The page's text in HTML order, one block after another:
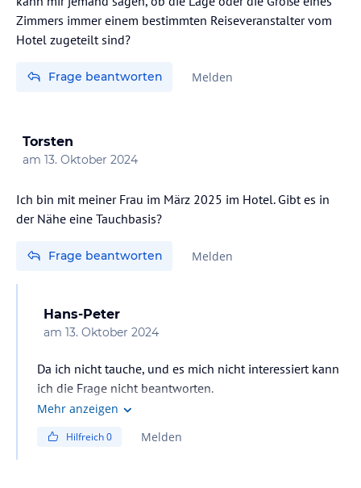
Zimmers immer einem bestimmten Reiseveranstalter vom
Hotel zugeteilt sind?
Frage beantworten Melden
Torsten
am 13. Oktober 2024
Ich bin mit meiner Frau im März 2025 im Hotel. Gibt es in
der Nähe eine Tauchbasis?
Frage beantworten Melden
Hans-Peter
am 13. Oktober 2024
Da ich nicht tauche, und es mich nicht interessiert kann
ich die Frage nicht beantworten.
Mehr anzeigen
Hilfreich0 Melden